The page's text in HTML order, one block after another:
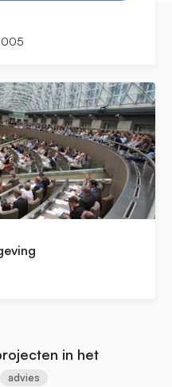
in het
advies